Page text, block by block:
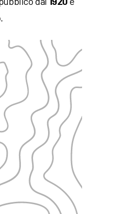
1920